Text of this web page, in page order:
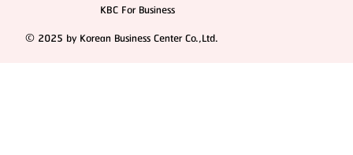
KBC For Business
© 2025 by Korean Business Center Co.,Ltd.